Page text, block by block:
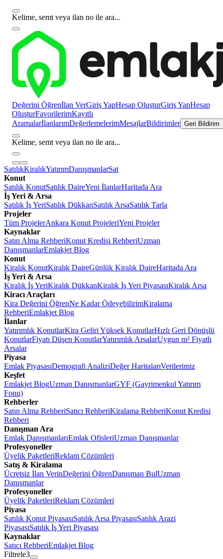
Kelime, semt veya ilan no ile ara...
Değerini Öğrenİlan VerGiriş YapHesap OluşturGiriş YapHesap
OluşturFavorilerimKayıtlı
AramalarİlanlarımDeğerlemelerimMesajlarBildirimler Geri Bildirim
Kelime, semt veya ilan no ile ara...
SatılıkKiralıkYatırımDanışmanlarSat
Konut
Satılık KonutSatılık DaireYeni İlanlarHaritada Ara
İş Yeri & Arsa
Satılık İş YeriSatılık DükkanSatılık ArsaSatılık Tarla
Projeler
Tüm ProjelerAnkara Konut ProjeleriYeni Projeler
Kaynaklar
Satın Alma RehberiKonut Kredisi RehberiUzman
DanışmanlarEmlakjet Blog
Konut
Kiralık KonutKiralık DaireGünlük Kiralık DaireHaritada Ara
İş Yeri & Arsa
Kiralık İş YeriKiralık DükkanKiralık İş Yeri PiyasasıKiralık Arsa
Kiracı Araçları
Kira Değerini ÖğrenNe Kadar ÖdeyebilirimKiralama
RehberiEmlakjet Blog
İlanlar
Yatırımlık KonutlarKira Geliri Yüksek KonutlarHızlı Geri Dönüşlü
KonutlarFiyatı Düşen KonutlarYatırımlık ArsalarUygun m² Fiyatlı
Arsalar
Piyasa
Emlak PiyasasıDemografi AnaliziDeğer HaritalarıVerilerimiz
Keşfet
Emlakjet BlogUzman DanışmanlarGYF (Gayrimenkul Yatırım
Fonu)
Rehberler
Satın Alma RehberiSatıcı RehberiKiralama RehberiKonut Kredisi
Rehberi
Danışman Ara
Emlak DanışmanlarıEmlak OfisleriUzman Danışmanlar
Profesyoneller
Üyelik PaketleriReklam Çözümleri
Satış & Kiralama
Ücretsiz İlan VerinDeğerini ÖğrenDanışman BulUzman
Danışmanlar
Profesyoneller
Üyelik PaketleriReklam Çözümleri
Piyasa
Satılık Konut PiyasasıSatılık Arsa PiyasasıSatılık Arazi
PiyasasıSatılık İş Yeri Piyasası
Kaynaklar
Satıcı RehberiEmlakjet Blog
Filtrele3